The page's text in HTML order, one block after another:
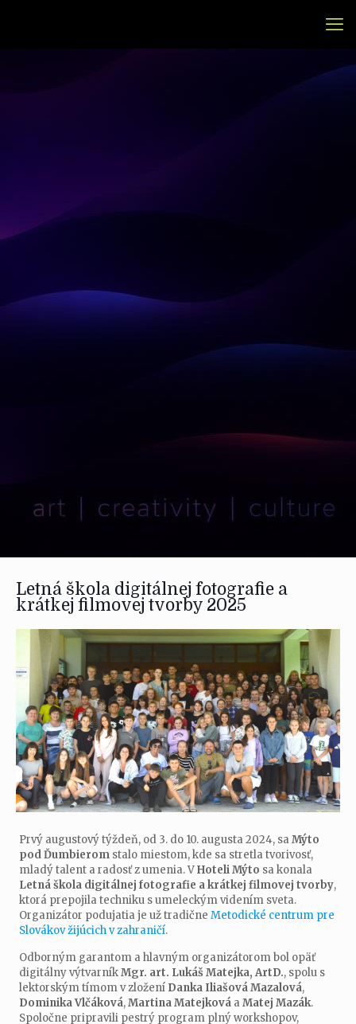
Letná škola digitálnej fotografie a
krátkej filmovej tvorby 2025
Prvý augustový týždeň, od 3. do 10. augusta 2024, saMýto
pod Ďumbierom stalo miestom, kde sa stretla tvorivosť,
mladý talent a radosť z umenia. VHoteli Mýto sa konala
Letná škola digitálnej fotografie a krátkej filmovej tvorby,
ktorá prepojila techniku s umeleckým videním sveta.
Organizátor podujatia je už tradičneMetodické centrum pre
Slovákov žijúcich v zahraničí.
Odborným garantom a hlavným organizátorom bol opäť
digitálny výtvarníkMgr. art. Lukáš Matejka, ArtD., spolu s
lektorským tímom v zložení Danka Iliašová Mazalová,
Dominika Vlčáková,Martina Matejková aMatej Mazák.
Spoločne pripravili pestrý program plný workshopov,